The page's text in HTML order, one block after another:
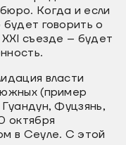
Когда и если
говорить о
съезде – будет
власти
(пример
Фуцзянь,
октября
в Сеуле. С этой